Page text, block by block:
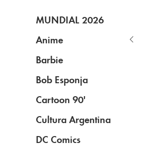
MUNDIAL 2026
Anime
Barbie
Bob Esponja
Cartoon 90'
Cultura Argentina
DC Comics